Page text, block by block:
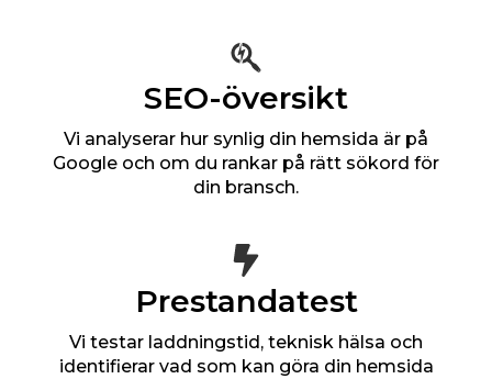
SEO-översikt
Vi analyserar hur synlig din hemsida är på
Google och om du rankar på rätt sökord för
din bransch.
Prestandatest
Vi testar laddningstid, teknisk hälsa och
identifierar vad som kan göra din hemsida